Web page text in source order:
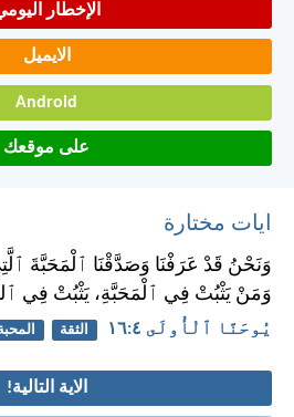
الإخطار
الايميل
Android
على موقعك
ايات مختارة
وَنَحْنُ قَدْ عَرَفْنَا وَصَدَّقْنَا ٱلْمَحَبَّةَ
وَمَنْ يَثْبُتْ فِي ٱلْمَحَبَّةِ، يَثْبُتْ فِي
يُوحَنَّا ٱلْأُولَى ٤:‏١٦ الثقة
الاية التالية!